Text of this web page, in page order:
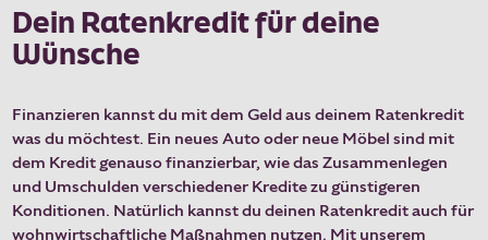
Dein Ratenkredit für deine
Wünsche
Finanzieren kannst du mit dem Geld aus deinem Ratenkredit
was du möchtest. Ein neues Auto oder neue Möbel sind mit
dem Kredit genauso finanzierbar, wie das Zusammenlegen
und Umschulden verschiedener Kredite zu günstigeren
Konditionen. Natürlich kannst du deinen Ratenkredit auch für
wohnwirtschaftliche Maßnahmen nutzen. Mit unserem